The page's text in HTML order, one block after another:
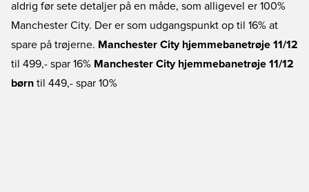
aldrig før sete detaljer på en måde, som alligevel er 100%
Manchester City. Der er som udgangspunkt op til 16% at
spare på trøjerne. Manchester City hjemmebanetrøje 11/12
til 499,- spar 16% Manchester City hjemmebanetrøje 11/12
børn til 449,- spar 10%